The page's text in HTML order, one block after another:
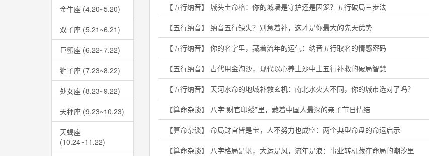
金牛座 (4.20~5.20)
双子座 (5.21~6.21)
巨蟹座 (6.22~7.22)
狮子座 (7.23~8.22)
处女座 (8.23~9.22)
天秤座 (9.23~10.23)
天蝎座
(10.24~11.22)
【五行纳音】 城头土命格：你的城墙是守护还是囚笼？五行破局三步法
【五行纳音】 纳音五行缺失？别急着补，这才是你最大的先天优势
【五行纳音】 你的名字里，藏着流年的运气：纳音五行取名的情感密码
【五行纳音】 古代用金淘沙，现代以心养土沙中土五行补救的破局智慧
【五行纳音】 天河水命的地域补救玄机：南北水火大不同，你的城市选对了吗？
【算命杂谈】 八字“财官印绶”里，藏着中国人最深的亲子节日情结
【算命杂谈】 命局财官皆是宝，人不努力也成空：两个典型命盘的命运启示
【算命杂谈】 八字格局是帆，大运是风，流年是浪：事业转机藏在命局的潮汐里